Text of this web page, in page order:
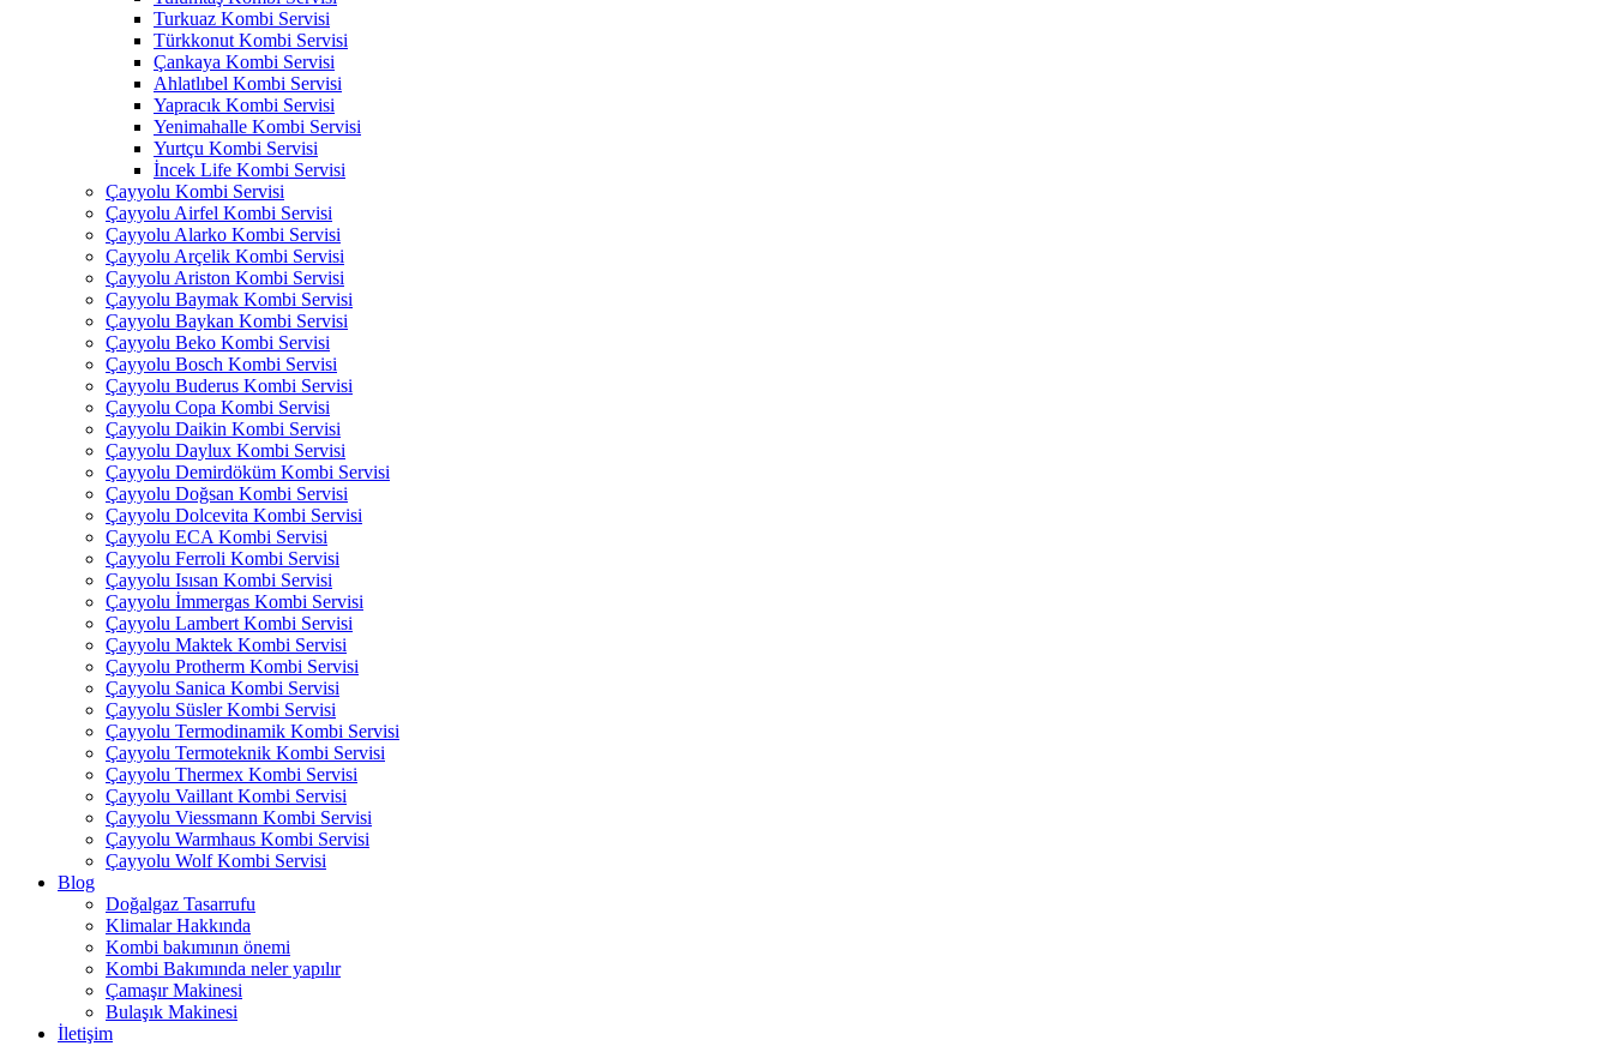
Turkuaz Kombi Servisi
Türkkonut Kombi Servisi
Çankaya Kombi Servisi
Ahlatlıbel Kombi Servisi
Yapracık Kombi Servisi
Yenimahalle Kombi Servisi
Yurtçu Kombi Servisi
İncek Life Kombi Servisi
Çayyolu Kombi Servisi
Çayyolu Airfel Kombi Servisi
Çayyolu Alarko Kombi Servisi
Çayyolu Arçelik Kombi Servisi
Çayyolu Ariston Kombi Servisi
Çayyolu Baymak Kombi Servisi
Çayyolu Baykan Kombi Servisi
Çayyolu Beko Kombi Servisi
Çayyolu Bosch Kombi Servisi
Çayyolu Buderus Kombi Servisi
Çayyolu Copa Kombi Servisi
Çayyolu Daikin Kombi Servisi
Çayyolu Daylux Kombi Servisi
Çayyolu Demirdöküm Kombi Servisi
Çayyolu Doğsan Kombi Servisi
Çayyolu Dolcevita Kombi Servisi
Çayyolu ECA Kombi Servisi
Çayyolu Ferroli Kombi Servisi
Çayyolu Isısan Kombi Servisi
Çayyolu İmmergas Kombi Servisi
Çayyolu Lambert Kombi Servisi
Çayyolu Maktek Kombi Servisi
Çayyolu Protherm Kombi Servisi
Çayyolu Sanica Kombi Servisi
Çayyolu Süsler Kombi Servisi
Çayyolu Termodinamik Kombi Servisi
Çayyolu Termoteknik Kombi Servisi
Çayyolu Thermex Kombi Servisi
Çayyolu Vaillant Kombi Servisi
Çayyolu Viessmann Kombi Servisi
Çayyolu Warmhaus Kombi Servisi
Çayyolu Wolf Kombi Servisi
Blog
Doğalgaz Tasarrufu
Klimalar Hakkında
Kombi bakımının önemi
Kombi Bakımında neler yapılır
Çamaşır Makinesi
Bulaşık Makinesi
İletişim